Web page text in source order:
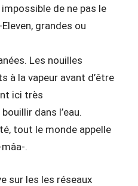
de ne pas le
grandes ou
Les nouilles
à la vapeur avant d’être
ici très
dans l’eau.
tout le monde appelle
.
sur les les réseaux